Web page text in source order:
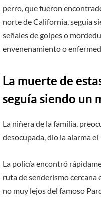
perro, que fueron
norte de California, seguía
señales de golpes o
envenenamiento o
La muerte de
seguía siendo un
La niñera de la familia,
desocupada, dio la alarma el
La policía encontró
ruta de senderismo cercana
no muy lejos del famoso